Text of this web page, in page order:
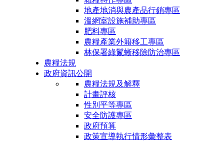
地產地消與農產品行銷專區
溫網室設施補助專區
肥料專區
農糧產業外籍移工專區
林保署綠鬣蜥移除防治專區
農糧法規
政府資訊公開
農糧法規及解釋
計畫評核
性別平等專區
安全防護專區
政府預算
政策宣導執行情形彙整表